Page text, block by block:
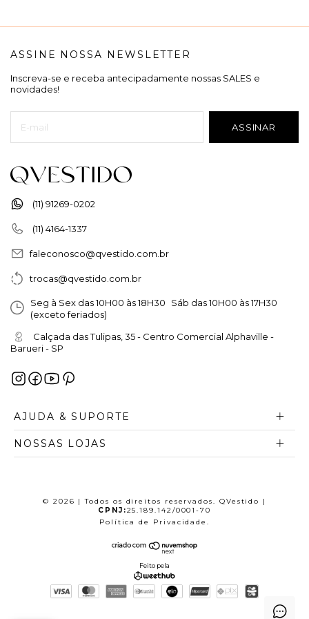
(11) 91269-0202
(11) 4164-1337
faleconosco@qvestido.com.br
trocas@qvestido.com.br
Seg à Sex das 10H00 às 18H30 Sáb das 10H00 às 17H30
(exceto feriados)
Calçada das Tulipas, 35 - Centro Comercial Alphaville -
Barueri - SP
AJUDA & SUPORTE
NOSSAS LOJAS
ASSINE NOSSA NEWSLETTER
Inscreva-se e receba antecipadamente nossas SALES e
novidades!
© 2026 | Todos os direitos reservados. QVestido |
CPNJ:25.189.142/0001-70
Política de Privacidade.
Feito pela